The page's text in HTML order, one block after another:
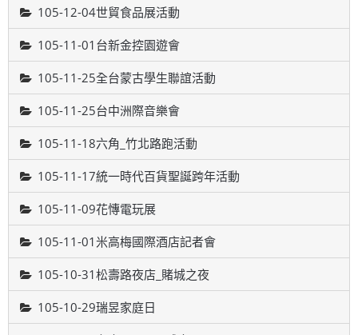
105-12-04世貿食品展活動
105-11-01台新金控園遊會
105-11-25全台蒙古學生聯誼活動
105-11-25台中洲際音樂會
105-11-18六角_竹北路跑活動
105-11-17統一時代百貨聖誕跨年活動
105-11-09花慱電玩展
105-11-01米高梅國際酒店記者會
105-10-31松壽路夜店_賭城之夜
105-10-29瑞昱家庭日